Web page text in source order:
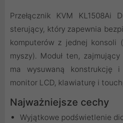
Przełącznik KVM KL1508Ai
sterujący, który zapewnia
komputerów z jednej konsoli
myszy). Moduł ten,
ma wysuwaną konstrukcję i
monitor LCD, klawiaturę i
Najważniejsze cechy
Wyjątkowe podświetlenie